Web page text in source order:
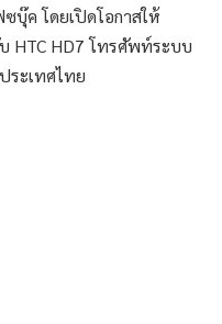
บุ๊ค โดยเปิดโอกาสให้
HTC HD7 โทรศัพท์ระบบ
ระเทศไทย